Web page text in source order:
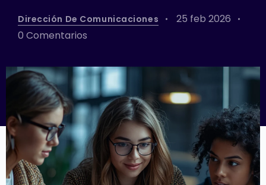
Dirección De Comunicaciones
25 feb 2026
0 Comentarios